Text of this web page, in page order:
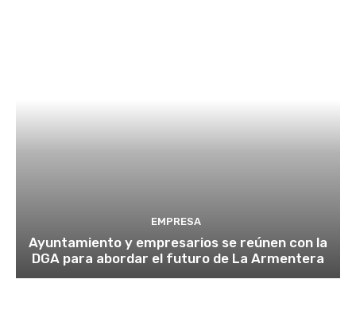
EMPRESA
Ayuntamiento y empresarios se reúnen con la
DGA para abordar el futuro de La Armentera